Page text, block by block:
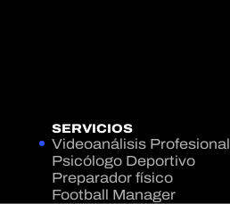
SERVICIOS
Videoanálisis Profesional
Psicólogo Deportivo
Preparador físico
Football Manager